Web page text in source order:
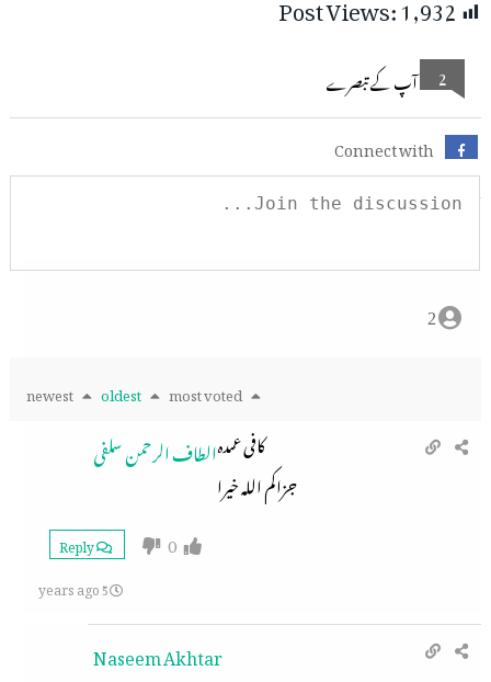
2 آپ کے تبصرے
Connect with
2
newest oldest most voted
الطاف الرحمن سلفیکافی عمدہ
جزاکم الله خيرا
0
Reply
5 years ago
Naseem Akhtar